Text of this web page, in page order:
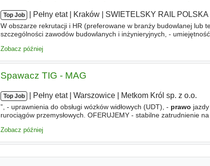
Top Job Pełny etat| Kraków SWIETELSKY RAIL POLSKA
W obszarze rekrutacji i HR (preferowane w branży budowlanej lub
szczególności zawodów budowlanych i inżynieryjnych, -
Zobacz później
Spawacz TIG - MAG
Top Job Pełny etat| Warszowice Metkom Król sp. z o.o.
”, - uprawnienia do obsługi wózków widłowych (UDT), - prawo
rurociągów przemysłowych. OFERUJEMY - stabilne zatrudnienie
Zobacz później